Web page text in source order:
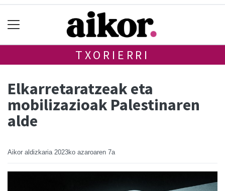
TXORIERRI
Elkarretaratzeak eta
mobilizazioak Palestinaren
alde
Aikor aldizkaria 2023ko azaroaren 7a